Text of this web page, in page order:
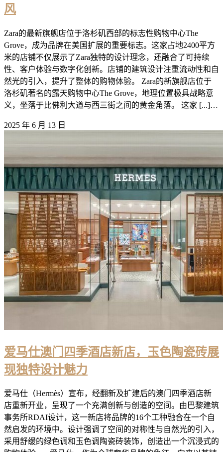
风
Zara的最新旗舰店位于洛杉矶西部的标志性购物中心The
Grove，成为品牌在美国扩展的重要标志。这家占地2400平方
米的店铺不仅展示了Zara独特的设计理念，还融合了可持续
性、客户体验与数字化创新。店铺的建筑设计注重流动性和自
然光的引入，提升了整体的购物体验。 Zara的新旗舰店位于
洛杉矶著名的露天购物中心The Grove，地理位置极具战略意
义，坐落于比佛利大道与西三街之间的黄金角落。 这家 [...]…
2025 年 6 月 13 日
爱马仕澳门四季酒店新店，玉色陶瓷砖展
现独特设计魅力
爱马仕（Hermès）宣布，经翻新及扩建后的澳门四季酒店新
店重新开业，呈现了一个充满创新与创造的空间。由巴黎建筑
事务所RDAI设计，这一新店将品牌的16个工种融合在一个自
然启发的环境中。设计强调了空间的对称性与自然光的引入，
采用舒缓的绿色调和玉色调陶瓷砖装饰，创造出一个沉浸式的